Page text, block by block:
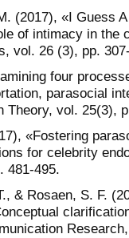
(2017), «I Guess
of intimacy in the
vol. 26 (3), pp.
four
parasocial
Theory, vol. 25(3),
«Fostering
for celebrity
481-495.
& Rosaen, S. F.